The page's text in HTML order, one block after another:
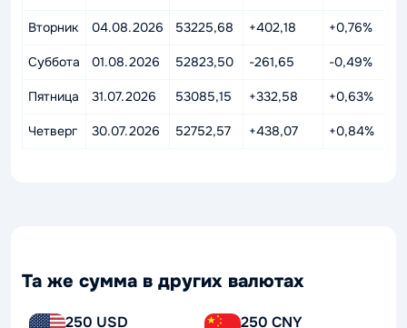
Вторник 04.08.2026 53225,68 +402,18 +0,76%
Суббота 01.08.2026 52823,50 -261,65 -0,49%
Пятница 31.07.2026 53085,15 +332,58 +0,63%
Четверг 30.07.2026 52752,57 +438,07 +0,84%
Та же сумма в других валютах
250 USD 250 CNY